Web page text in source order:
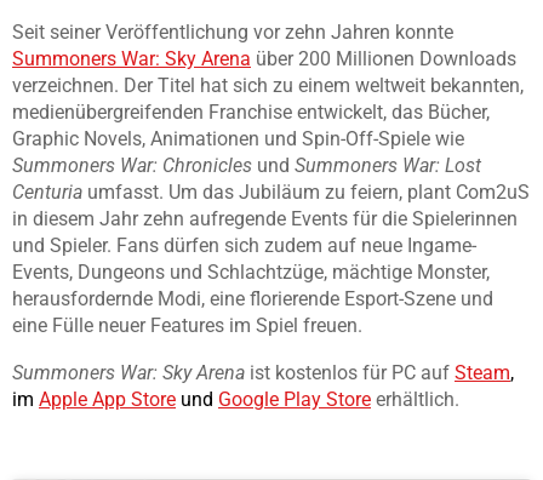
Seit seiner Veröffentlichung vor zehn Jahren konnte
Summoners War: Sky Arena über 200 Millionen Downloads
verzeichnen. Der Titel hat sich zu einem weltweit bekannten,
medienübergreifenden Franchise entwickelt, das Bücher,
Graphic Novels, Animationen und Spin-Off-Spiele wie
Summoners War: Chronicles und Summoners War: Lost
Centuria umfasst. Um das Jubiläum zu feiern, plant Com2uS
in diesem Jahr zehn aufregende Events für die Spielerinnen
und Spieler. Fans dürfen sich zudem auf neue Ingame-
Events, Dungeons und Schlachtzüge, mächtige Monster,
herausfordernde Modi, eine florierende Esport-Szene und
eine Fülle neuer Features im Spiel freuen.
Summoners War: Sky Arena ist kostenlos für PC auf Steam,
im Apple App Store und Google Play Store erhältlich.